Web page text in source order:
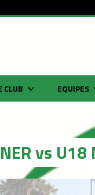
CLUB EQUIPES
A DETERMINER vs
vs